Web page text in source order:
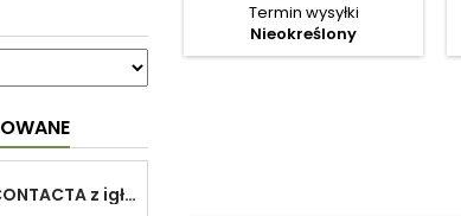
Klej CONTACTA z igłą do plastiku 25,0 g
Termin wysyłki
Nieokreślony